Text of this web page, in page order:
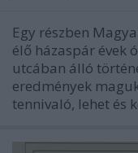
Egy részben
élő házaspár évek
utcában álló
eredmények
tennivaló, lehet és